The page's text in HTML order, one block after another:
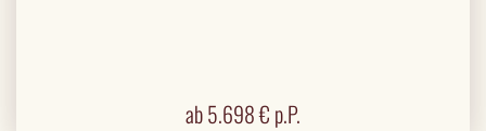
ab5.698€ p.P.